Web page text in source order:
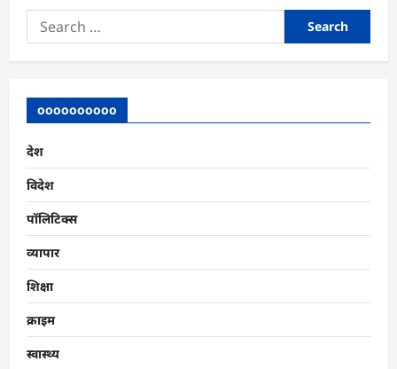
Search
for:
oooooooooo
देश
विदेश
पॉलिटिक्स
व्यापार
शिक्षा
क्राइम
स्वास्थ्य